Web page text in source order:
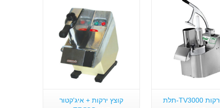
קוצץ ירקות + איג'קטור
קוצץ ירקות TV3000-תלת